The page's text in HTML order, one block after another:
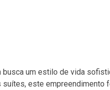
um estilo de vida
suítes, este empreendimento